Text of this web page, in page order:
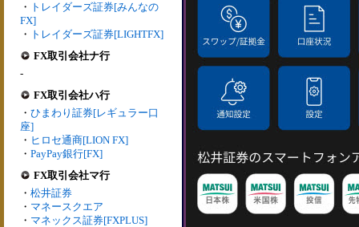
・ トレイダーズ証券[みんなの
FX]
・ トレイダーズ証券[LIGHTFX]
FX取引会社ナ行
-
FX取引会社ハ行
・ ひまわり証券[レギュラー口
座]
・ ヒロセ通商[LION FX]
・ PayPay銀行[FX]
FX取引会社マ行
・ 松井証券
・ マネースクエア
・ マネックス証券[FXPLUS]